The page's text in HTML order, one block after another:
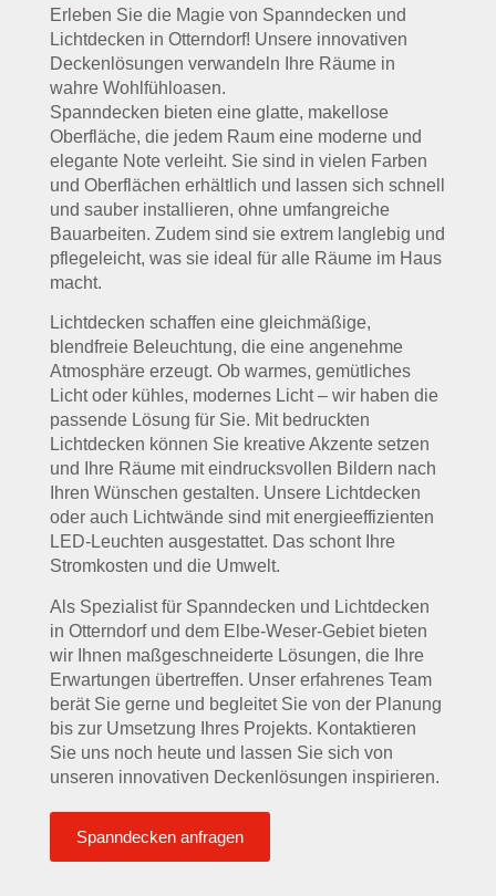
Erleben Sie die Magie von Spanndecken und
Lichtdecken in Otterndorf! Unsere innovativen
Deckenlösungen verwandeln Ihre Räume in
wahre Wohlfühloasen.
Spanndecken bieten eine glatte, makellose
Oberfläche, die jedem Raum eine moderne und
elegante Note verleiht. Sie sind in vielen Farben
und Oberflächen erhältlich und lassen sich schnell
und sauber installieren, ohne umfangreiche
Bauarbeiten. Zudem sind sie extrem langlebig und
pflegeleicht, was sie ideal für alle Räume im Haus
macht.
Lichtdecken schaffen eine gleichmäßige,
blendfreie Beleuchtung, die eine angenehme
Atmosphäre erzeugt. Ob warmes, gemütliches
Licht oder kühles, modernes Licht – wir haben die
passende Lösung für Sie. Mit bedruckten
Lichtdecken können Sie kreative Akzente setzen
und Ihre Räume mit eindrucksvollen Bildern nach
Ihren Wünschen gestalten. Unsere Lichtdecken
oder auch Lichtwände sind mit energieeffizienten
LED-Leuchten ausgestattet. Das schont Ihre
Stromkosten und die Umwelt.
Als Spezialist für Spanndecken und Lichtdecken
in Otterndorf und dem Elbe-Weser-Gebiet bieten
wir Ihnen maßgeschneiderte Lösungen, die Ihre
Erwartungen übertreffen. Unser erfahrenes Team
berät Sie gerne und begleitet Sie von der Planung
bis zur Umsetzung Ihres Projekts. Kontaktieren
Sie uns noch heute und lassen Sie sich von
unseren innovativen Deckenlösungen inspirieren.
Spanndecken anfragen